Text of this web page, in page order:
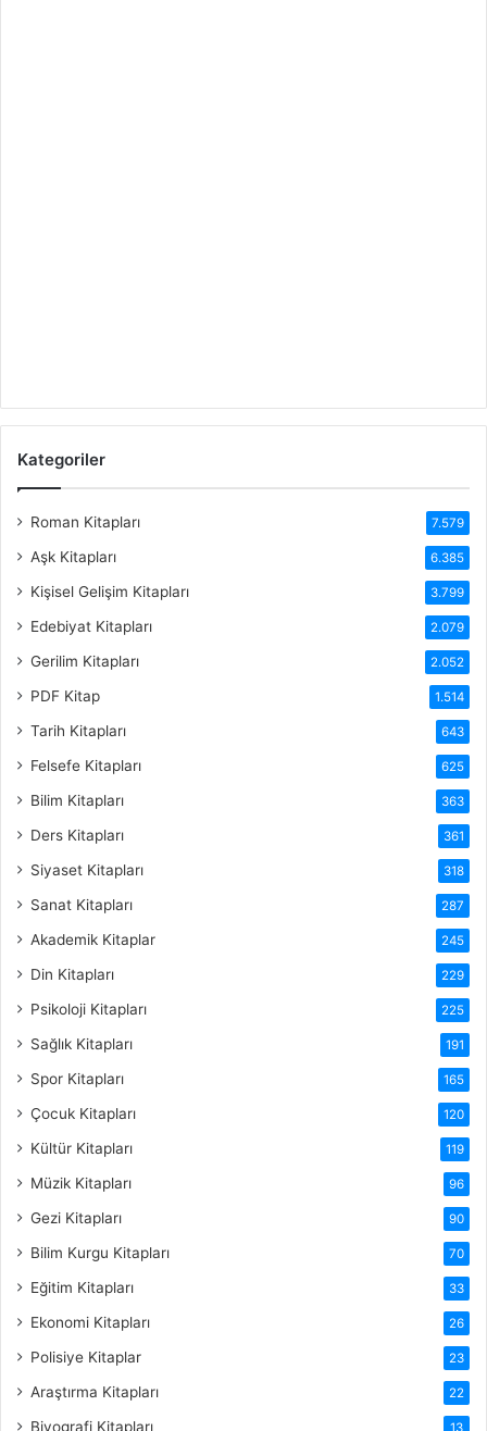
Kategoriler
Roman Kitapları 7.579
Aşk Kitapları 6.385
Kişisel Gelişim Kitapları 3.799
Edebiyat Kitapları 2.079
Gerilim Kitapları 2.052
PDF Kitap 1.514
Tarih Kitapları 643
Felsefe Kitapları 625
Bilim Kitapları 363
Ders Kitapları 361
Siyaset Kitapları 318
Sanat Kitapları 287
Akademik Kitaplar 245
Din Kitapları 229
Psikoloji Kitapları 225
Sağlık Kitapları 191
Spor Kitapları 165
Çocuk Kitapları 120
Kültür Kitapları 119
Müzik Kitapları 96
Gezi Kitapları 90
Bilim Kurgu Kitapları 70
Eğitim Kitapları 33
Ekonomi Kitapları 26
Polisiye Kitaplar 23
Araştırma Kitapları 22
Biyografi Kitapları 13